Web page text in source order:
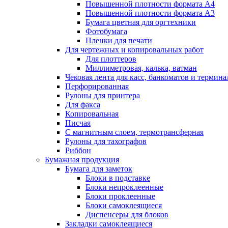
Повышенной плотности формата А4
Повышенной плотности формата А3
Бумага цветная для оргтехники
Фотобумага
Пленки для печати
Для чертежных и копировальных работ
Для плоттеров
Миллиметровая, калька, ватман
Чековая лента для касс, банкоматов и
Перфорированная
Рулоны для принтера
Для факса
Копировальная
Писчая
С магнитным слоем, термотрансферная
Рулоны для тахографов
Риббон
Бумажная продукция
Бумага для заметок
Блоки в подставке
Блоки непроклеенные
Блоки проклеенные
Блоки самоклеящиеся
Диспенсеры для блоков
Закладки самоклеящиеся